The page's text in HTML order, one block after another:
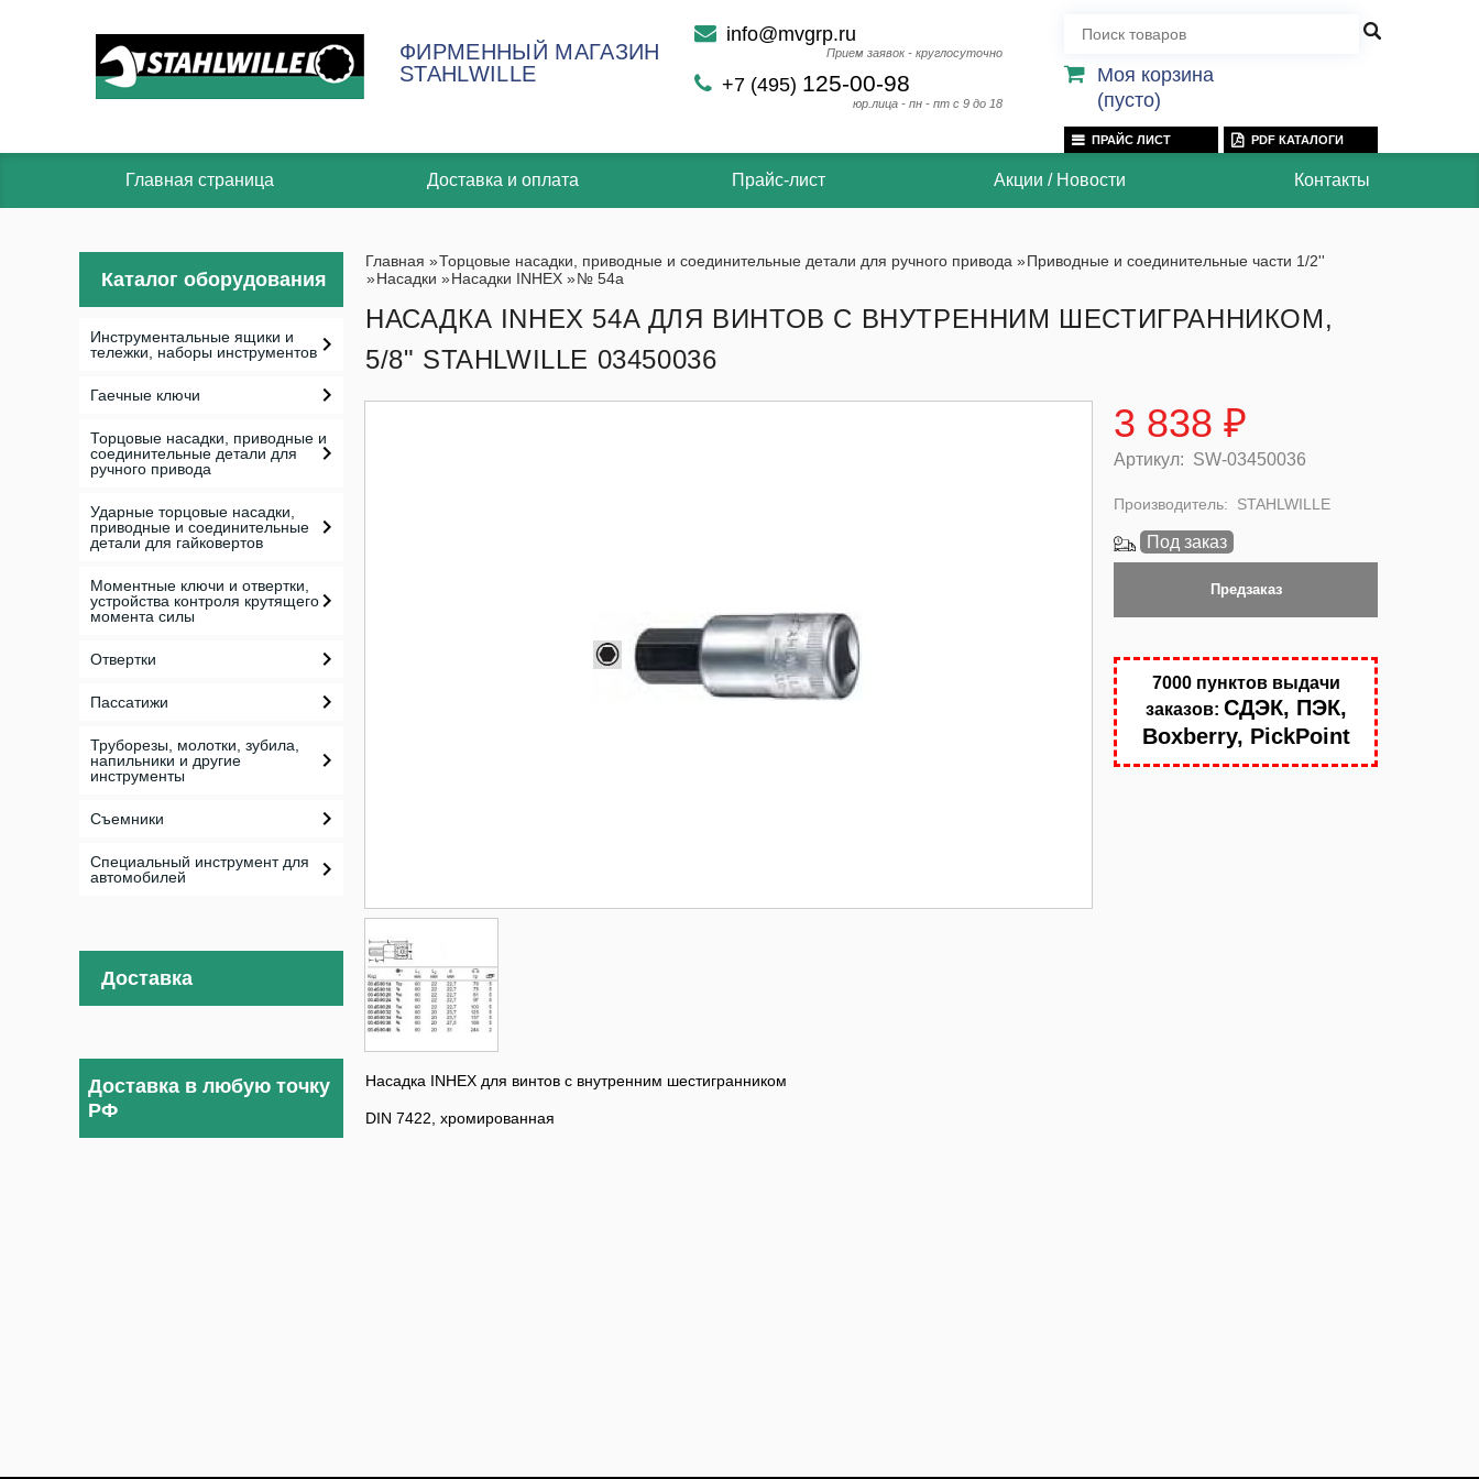
ФИРМЕННЫЙ МАГАЗИН
STAHLWILLE
info@mvgrp.ru
Прием заявок - круглосуточно
+7 (495) 125-00-98
юр.лица - пн - пт с 9 до 18
Моя корзина
(пусто)
ПРАЙС ЛИСТ PDF КАТАЛОГИ
Главная страница Доставка и оплата Прайс-лист Акции / Новости Контакты
Каталог оборудования
Инструментальные ящики и
тележки, наборы инструментов
Гаечные ключи
Торцовые насадки, приводные и
соединительные детали для
ручного привода
Ударные торцовые насадки,
приводные и соединительные
детали для гайковертов
Моментные ключи и отвертки,
устройства контроля крутящего
момента силы
Отвертки
Пассатижи
Труборезы, молотки, зубила,
напильники и другие
инструменты
Съемники
Специальный инструмент для
автомобилей
Доставка
Доставка в любую точку
РФ
Главная »Торцовые насадки, приводные и соединительные детали для ручного привода »Приводные и соединительные части 1/2''
»Насадки »Насадки INHEX »№ 54a
НАСАДКА INHEX 54A ДЛЯ ВИНТОВ С ВНУТРЕННИМ ШЕСТИГРАННИКОМ,
5/8" STAHLWILLE 03450036
3 838 ₽
Артикул: SW-03450036
Производитель: STAHLWILLE
Под заказ
Предзаказ
7000 пунктов выдачи
заказов: СДЭК, ПЭК,
Boxberry, PickPoint
Насадка INHEX для винтов с внутренним шестигранником
DIN 7422, хромированная